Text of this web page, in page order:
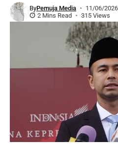
ByPemuja Media
11/06/2026
2 Mins Read
315 Views